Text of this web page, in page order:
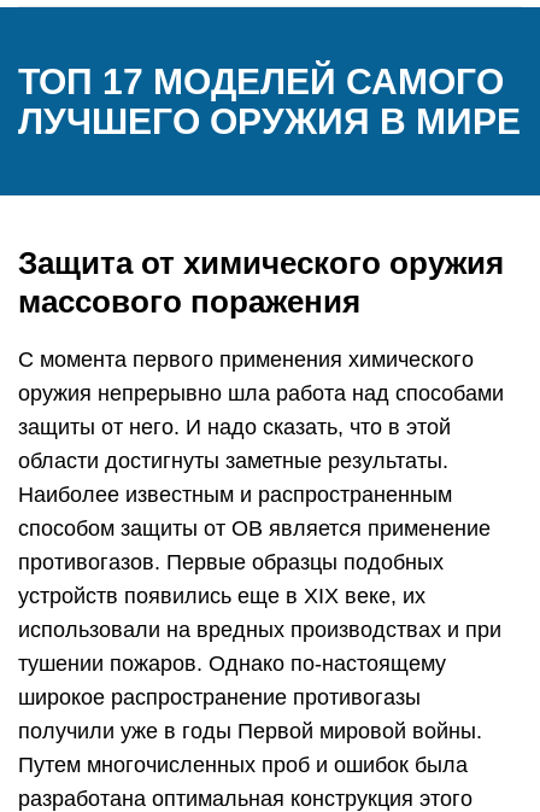
ТОП 17 МОДЕЛЕЙ САМОГО
ЛУЧШЕГО ОРУЖИЯ В МИРЕ
Защита от химического оружия
массового поражения
С момента первого применения химического
оружия непрерывно шла работа над способами
защиты от него. И надо сказать, что в этой
области достигнуты заметные результаты.
Наиболее известным и распространенным
способом защиты от ОВ является применение
противогазов. Первые образцы подобных
устройств появились еще в XIX веке, их
использовали на вредных производствах и при
тушении пожаров. Однако по-настоящему
широкое распространение противогазы
получили уже в годы Первой мировой войны.
Путем многочисленных проб и ошибок была
разработана оптимальная конструкция этого